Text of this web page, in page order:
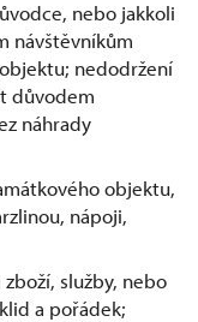
nebo jakkoli
návštěvníkům
nedodržení
důvodem
náhrady
objektu,
nápoji,
služby, nebo
a pořádek;